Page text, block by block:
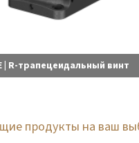
| R-трапецеидальный винт
продукты на ваш